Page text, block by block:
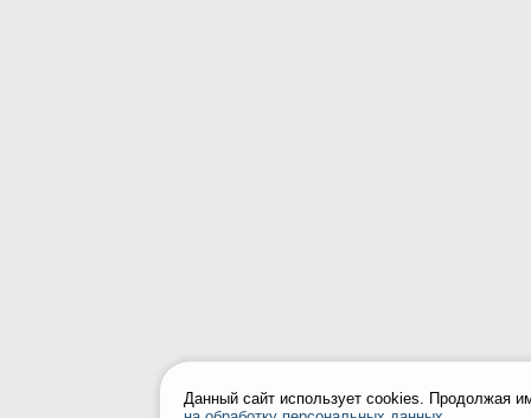
Данный сайт использует cookies. Продолжая